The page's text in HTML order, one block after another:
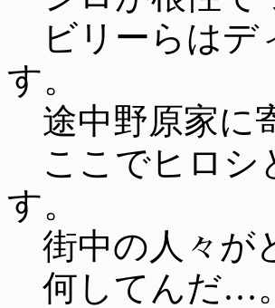
ビリーらはデ
す。
途中野原家に
ここでヒロシ
す。
街中の人々が
何してんだ…。